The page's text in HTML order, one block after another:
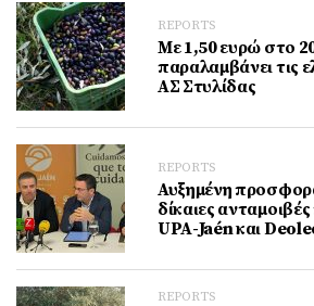
REPORTS
Με 1,50 ευρώ στο
παραλαμβάνει τις
ΑΣ Στυλίδας
REPORTS
Αυξημένη
δίκαιες
UPA-Jaén και
REPORTS